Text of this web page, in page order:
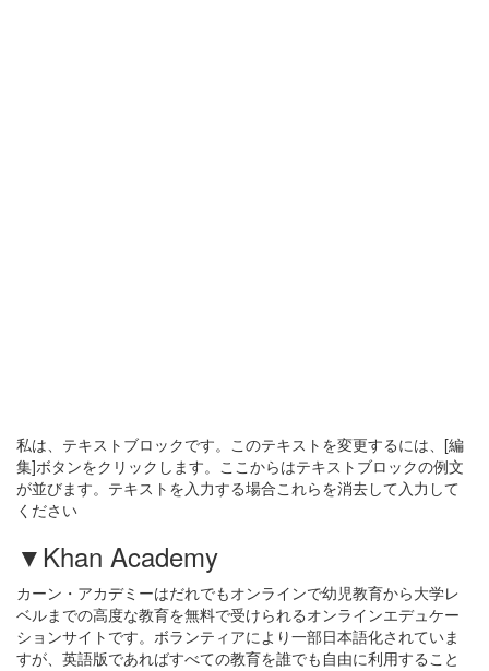
私は、テキストブロックです。このテキストを変更するには、[編
集]ボタンをクリックします。ここからはテキストブロックの例文
が並びます。テキストを入力する場合これらを消去して入力して
ください
▼Khan Academy
カーン・アカデミーはだれでもオンラインで幼児教育から大学レ
ベルまでの高度な教育を無料で受けられるオンラインエデュケー
ションサイトです。ボランティアにより一部日本語化されていま
すが、英語版であればすべての教育を誰でも自由に利用すること